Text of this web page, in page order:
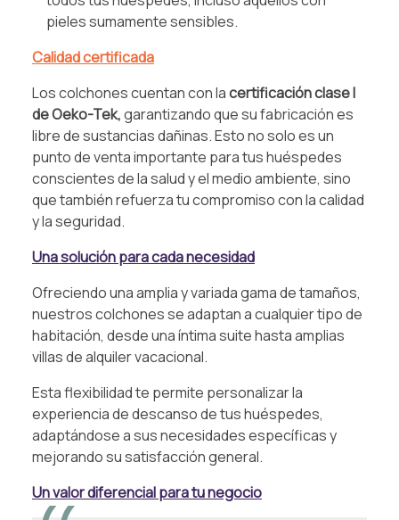
pieles sumamente sensibles.
Calidad certificada
Los colchones cuentan con lacertificación clase I
de Oeko-Tek,garantizando que su fabricación es
libre de sustancias dañinas. Esto no solo es un
punto de venta importante para tus huéspedes
conscientes de la salud y el medio ambiente, sino
que también refuerza tu compromiso con la calidad
y la seguridad.
Una solución para cada necesidad
Ofreciendo una amplia y variada gama de tamaños,
nuestros colchones se adaptan a cualquier tipo de
habitación, desde una íntima suite hasta amplias
villas de alquiler vacacional.
Esta flexibilidad te permite personalizar la
experiencia de descanso de tus huéspedes,
adaptándose a sus necesidades específicas y
mejorando su satisfacción general.
Un valor diferencial para tu negocio